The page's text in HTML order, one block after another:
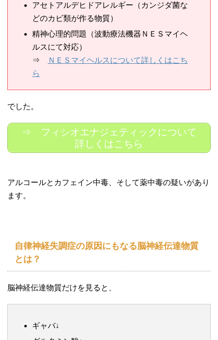
アセトアルデヒドアレルギー（カンジダ菌な
どのカビ類が作る物質）
精神心理的問題（波動療法機器ＮＥＳマイヘ
ルスにて対応）
⇒
ＮＥＳマイヘルスについて詳しくはこち
ら
でした。
⇒ フィシオエナジェティックについて
詳しくはこちら
アルコールとカフェイン中毒、そして薬中毒の疑いがあり
ます。
自律神経失調症の原因にもなる脳神経伝達物質
とは？
脳神経伝達物質だけを見ると、
ギャバ↓